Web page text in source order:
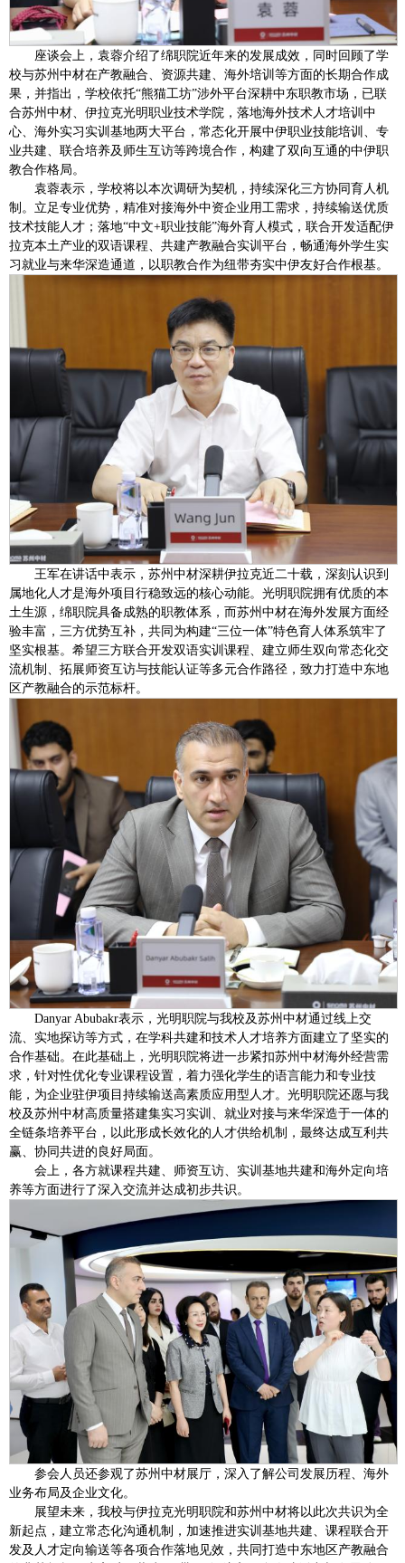
座谈会上，袁蓉介绍了绵职院近年来的发展成效，同时回顾了学
校与苏州中材在产教融合、资源共建、海外培训等方面的长期合作成
果，并指出，学校依托“熊猫工坊”涉外平台深耕中东职教市场，已联
合苏州中材、伊拉克光明职业技术学院，落地海外技术人才培训中
心、海外实习实训基地两大平台，常态化开展中伊职业技能培训、专
业共建、联合培养及师生互访等跨境合作，构建了双向互通的中伊职
教合作格局。
袁蓉表示，学校将以本次调研为契机，持续深化三方协同育人机
制。立足专业优势，精准对接海外中资企业用工需求，持续输送优质
技术技能人才；落地“中文+职业技能”海外育人模式，联合开发适配伊
拉克本土产业的双语课程、共建产教融合实训平台，畅通海外学生实
习就业与来华深造通道，以职教合作为纽带夯实中伊友好合作根基。
王军在讲话中表示，苏州中材深耕伊拉克近二十载，深刻认识到
属地化人才是海外项目行稳致远的核心动能。光明职院拥有优质的本
土生源，绵职院具备成熟的职教体系，而苏州中材在海外发展方面经
验丰富，三方优势互补，共同为构建“三位一体”特色育人体系筑牢了
坚实根基。希望三方联合开发双语实训课程、建立师生双向常态化交
流机制、拓展师资互访与技能认证等多元合作路径，致力打造中东地
区产教融合的示范标杆。
Danyar Abubakr表示，光明职院与我校及苏州中材通过线上交
流、实地探访等方式，在学科共建和技术人才培养方面建立了坚实的
合作基础。在此基础上，光明职院将进一步紧扣苏州中材海外经营需
求，针对性优化专业课程设置，着力强化学生的语言能力和专业技
能，为企业驻伊项目持续输送高素质应用型人才。光明职院还愿与我
校及苏州中材高质量搭建集实习实训、就业对接与来华深造于一体的
全链条培养平台，以此形成长效化的人才供给机制，最终达成互利共
赢、协同共进的良好局面。
会上，各方就课程共建、师资互访、实训基地共建和海外定向培
养等方面进行了深入交流并达成初步共识。
参会人员还参观了苏州中材展厅，深入了解公司发展历程、海外
业务布局及企业文化。
展望未来，我校与伊拉克光明职院和苏州中材将以此次共识为全
新起点，建立常态化沟通机制，加速推进实训基地共建、课程联合开
发及人才定向输送等各项合作落地见效，共同打造中东地区产教融合